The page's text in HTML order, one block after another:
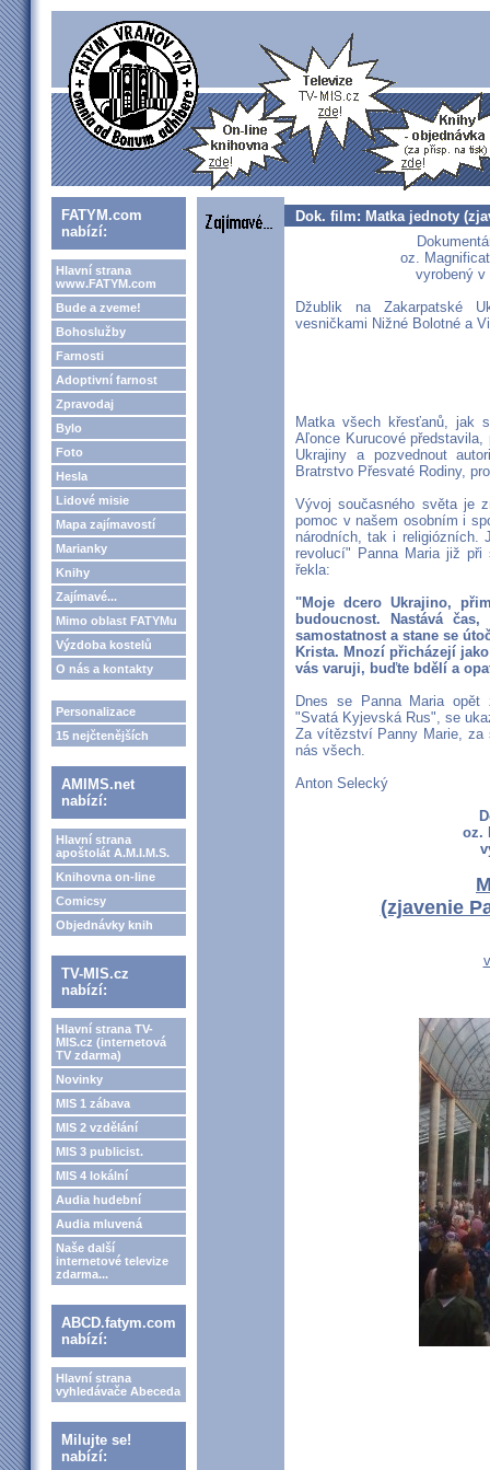
FATYM.com
nabízí:
Hlavní strana
www.FATYM.com
Bude a zveme!
Bohoslužby
Farnosti
Adoptivní farnost
Zpravodaj
Bylo
Foto
Hesla
Lidové misie
Mapa zajímavostí
Marianky
Knihy
Zajímavé...
Mimo oblast FATYMu
Výzdoba kostelů
O nás a kontakty
Personalizace
15 nejčtenějších
AMIMS.net
nabízí:
Hlavní strana
apoštolát A.M.I.M.S.
Knihovna on-line
Comicsy
Objednávky knih
TV-MIS.cz
nabízí:
Hlavní strana TV-
MIS.cz (internetová
TV zdarma)
Novinky
MIS 1 zábava
MIS 2 vzdělání
MIS 3 publicist.
MIS 4 lokální
Audia hudební
Audia mluvená
Naše další
internetové televize
zdarma...
ABCD.fatym.com
nabízí:
Hlavní strana
vyhledávače Abeceda
Milujte se!
nabízí:
Dok. film: Matka jednoty
oz.
vyrobený v
Džublik na Zakarpatské
vesničkami Nižné Bolotné a
Matka všech křesťanů, jak
Aľonce Kurucové
Ukrajiny a pozvednout
Bratrstvo Přesvaté Rodiny,
Vývoj současného světa je
pomoc v našem osobním i
národních, tak i religiózních.
revolucí" Panna Maria již
řekla:
"Moje dcero Ukrajino,
budoucnost. Nastává
samostatnost a stane se
Krista. Mnozí přicházejí
vás varuji, buďte bdělí a
Dnes se Panna Maria opět
"Svatá Kyjevská Rus", se
Za vítězství Panny Marie, za
nás všech.
Anton Selecký
oz.
(zjavenie